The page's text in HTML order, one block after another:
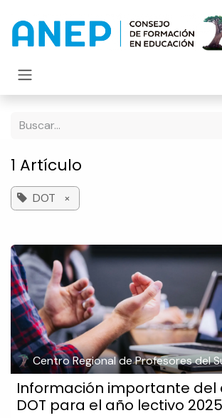
1 Artículo
DOT ×
Centro Regional de Profesores del
Información importante del
DOT para el año lectivo 2025